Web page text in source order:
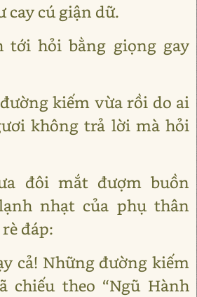
cay cú giận dữ.
tới hỏi bằng giọng gay
kiếm vừa rồi do ai
không trả lời mà hỏi
đôi mắt đượm buồn
nhạt của phụ thân
đáp:
cả! Những đường kiếm
chiếu theo “Ngũ Hành